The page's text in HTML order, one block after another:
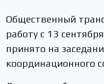
Общественный
работу с 13
принято на
координационного